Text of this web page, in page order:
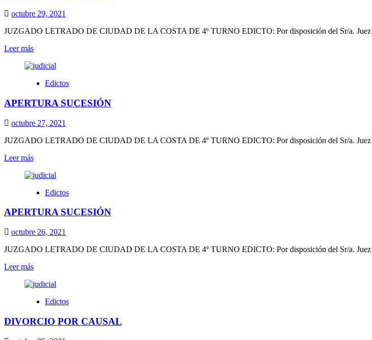
octubre 29, 2021
JUZGADO LETRADO DE CIUDAD DE LA COSTA DE 4º TURNO EDICTO: Por disposición del Sr/a. Juez
Leer másLeer
sobre
SUCESIÓN
Edictos
APERTURA SUCESIÓN
octubre 27, 2021
JUZGADO LETRADO DE CIUDAD DE LA COSTA DE 4º TURNO EDICTO: Por disposición del Sr/a. Juez
Leer másLeer
sobre
SUCESIÓN
Edictos
APERTURA SUCESIÓN
octubre 26, 2021
JUZGADO LETRADO DE CIUDAD DE LA COSTA DE 4º TURNO EDICTO: Por disposición del Sr/a. Juez
Leer másLeer
sobre
SUCESIÓN
Edictos
DIVORCIO POR CAUSAL